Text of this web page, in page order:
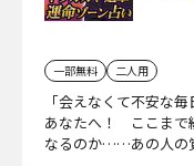
一部無料 二人用
「会えなくて不安な
あなたへ！ ここまで
なるのか……あの人の